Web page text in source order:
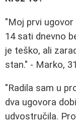
"Moj prvi ugovor
14 sati dnevno
je teško, ali
stan." - Marko,
"Radila sam u
dva ugovora
udvostručila.